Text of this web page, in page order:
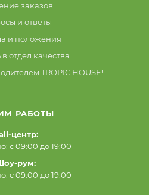
заказов
и ответы
и положения
отдел качества
TROPIC HOUSE!
РАБОТЫ
центр:
с 09:00 до 19:00
рум:
с 09:00 до 19:00